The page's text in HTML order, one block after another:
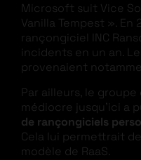
Microsoft suit Vice
Vanilla Tempest ».
rançongiciel INC
incidents en un an.
provenaient
Par ailleurs, le
médiocre jusqu’ici a
de rançongiciels
Cela lui permettrait
modèle de RaaS.